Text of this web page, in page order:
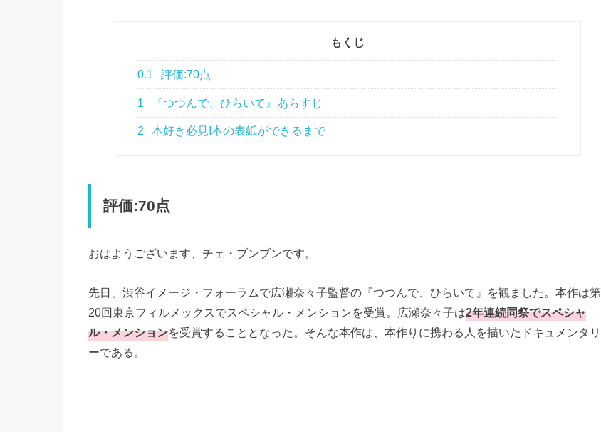
もくじ
0.1 評価:70点
1 『つつんで、ひらいて』あらすじ
2 本好き必見!本の表紙ができるまで
評価:70点
おはようございます、チェ・ブンブンです。
先日、渋谷イメージ・フォーラムで広瀬奈々子監督の『つつんで、ひらいて』を観ました。本作は第
20回東京フィルメックスでスペシャル・メンションを受賞。広瀬奈々子は2年連続同祭でスペシャ
ル・メンションを受賞することとなった。そんな本作は、本作りに携わる人を描いたドキュメンタリ
ーである。